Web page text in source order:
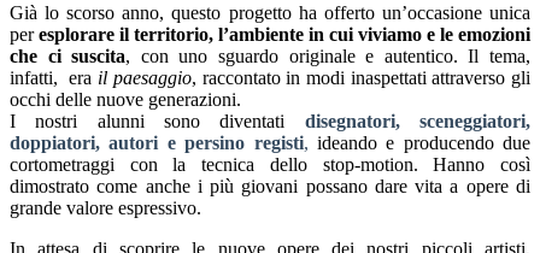
Già lo scorso anno, questo progetto ha offerto un’occasione unica
peresplorare il territorio, l’ambiente in cui viviamo e le emozioni
che ci suscita, con uno sguardo originale e autentico. Il tema,
infatti, era il paesaggio, raccontato in modi inaspettati attraverso gli
occhi delle nuove generazioni.
I nostri alunni sono diventati disegnatori, sceneggiatori,
doppiatori, autori e persino registi, ideando e producendo due
cortometraggi con la tecnica dello stop-motion. Hanno così
dimostrato come anche i più giovani possano dare vita a opere di
grande valore espressivo.
In attesa di scoprire le nuove opere dei nostri piccoli artisti,